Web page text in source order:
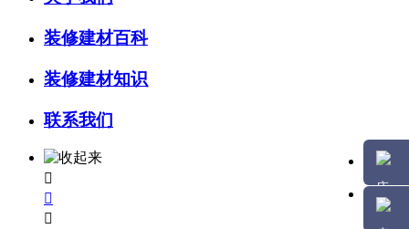
装修建材百科
装修建材知识
联系我们


